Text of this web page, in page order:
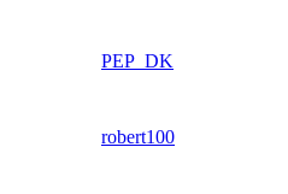
PEP_DK
robert100